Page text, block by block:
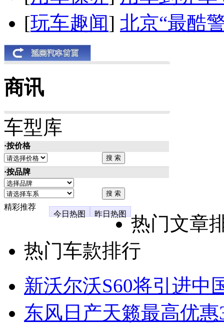
[玩车趣闻] 北京“最酷
商讯
车型库
·按价格
·按品牌
精彩推荐
今日热图
昨日热图
热门文章
热门车款排行
新沃尔沃S60将引进中
东风日产天籁最高优